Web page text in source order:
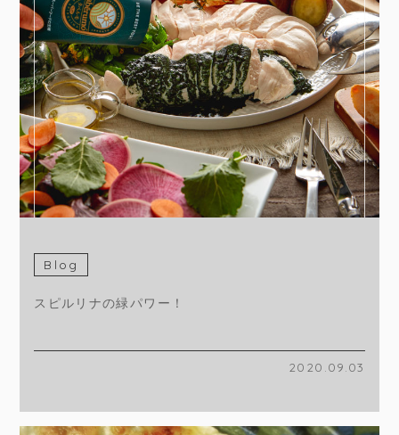
Blog
スピルリナの緑パワー！
2020.09.03